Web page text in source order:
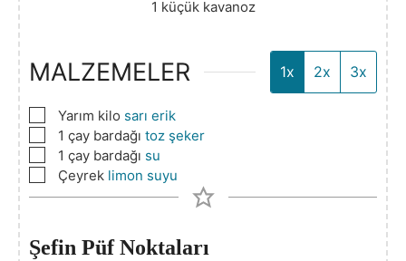
1 küçük kavanoz
MALZEMELER 1x 2x 3x
▢
Yarım kilo sarı erik
▢1 çay bardağı toz şeker
▢1 çay bardağı su
▢
Çeyrek limon suyu
Şefin Püf Noktaları